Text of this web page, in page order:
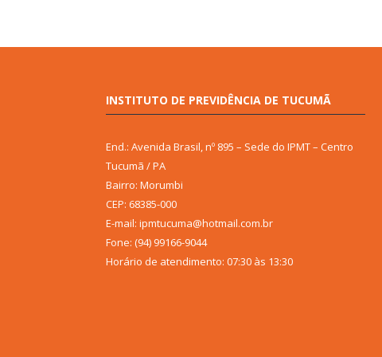
INSTITUTO DE PREVIDÊNCIA DE TUCUMÃ
End.: Avenida Brasil, nº 895 – Sede do IPMT – Centro
Tucumã / PA
Bairro: Morumbi
CEP: 68385-000
E-mail: ipmtucuma@hotmail.com.br
Fone: (94) 99166-9044
Horário de atendimento: 07:30 às 13:30